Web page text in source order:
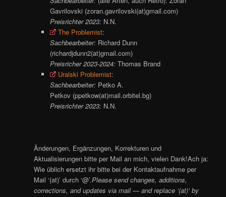
Gavrilovski (zoran.gavrilovski(at)gmail.com)
Preisrichter 2023: N.N.
The Problemist:
Sachbearbeiter: Richard Dunn
(richardjdunn2(at)gmail.com)
Preisricher 2023-2024: Thomas Brand
Uralski Problemist:
Sachbearbeiter: Petko A.
Petkov (ppetkow(at)mail.orbitel.bg)
Preisrichter 2023: N.N.
Änderungen, Ergänzungen, Korrekturen und
Aktualisierungen bitte per Mail an mich, vielen Dank!Ach ja:
Wie üblich ersetzt ihr bitte bei der Kontaktaufnahme per
Mail ‘(at)’ durch ‘@’.Please send changes, additions,
corrections, and updates via mail — and replace ‘(at)’ by